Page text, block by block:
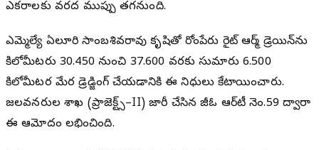
ఎకరాలకు వరద ముప్పు తగ్లనుంది.
ఎమ్మెల్యే ఏలూరి సాంబశివరావు కృషితో రోంపేరు రైట్ ఆర్మ్ డ్రెయిన్‌ను
కిలోమీటరు 30.450 నుంచి 37.600 వరకు సుమారు 6.500
కిలోమీటర్ల మేర డ్రెడ్జింగ్ చేయడానికి ఈ నిధులు కేటాయించారు.
జలవనరుల శాఖ (ప్రాజెక్ట్స్–II) జారీ చేసిన జీఓ ఆర్‌టీ నెం.59 ద్వారా
ఈ ఆమోదం లభించింది.